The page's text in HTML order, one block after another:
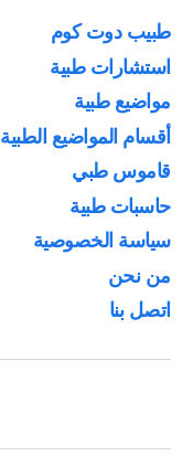
طبيب دوت كوم
استشارات طبية
مواضيع طبية
أقسام المواضيع الطبية
قاموس طبي
حاسبات طبية
سياسة الخصوصية
من نحن
اتصل بنا